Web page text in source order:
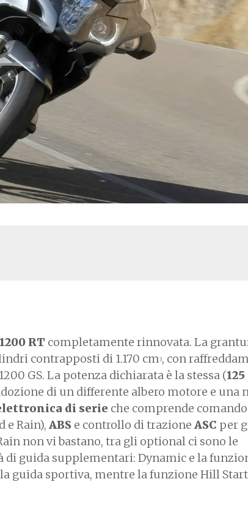
RT completamente rinnovata. La
contrapposti di 1.170 cm3, con
GS. La potenza dichiarata è la stessa (125
di un differente albero motore e una
di serie che comprende
e Rain), ABS e controllo di trazione ASC per
non vi bastano, tra gli optional ci sono le
di guida supplementari: Dynamic e la
guida sportiva, mentre la funzione Hill